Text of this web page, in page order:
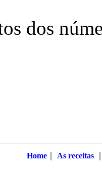
dos
Home｜ As receitas